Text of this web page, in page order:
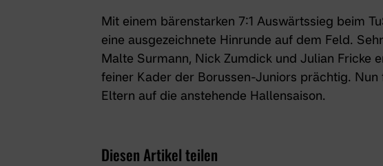
Mit einem bärenstarken 7:1 Auswärtssieg beim
eine ausgezeichnete Hinrunde auf dem Feld.
Malte Surmann, Nick Zumdick und Julian Fricke
feiner Kader der Borussen-Juniors prächtig. Nun
Eltern auf die anstehende Hallensaison.
Diesen Artikel teilen